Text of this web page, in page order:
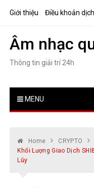
Giới thiệu Điều khoản
Âm nhạc
Thông tin giải trí 24h
MENU
Home
CRYPTO
Khối Lượng Giao Dịch
Lũy